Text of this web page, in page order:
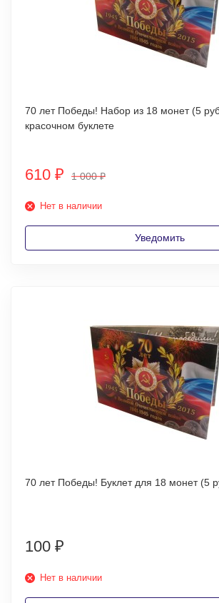
70 лет Победы! Набор из 18 монет (5 руб 2014 г) в
красочном буклете
610 ₽ 1 000₽
Нет в наличии
Уведомить
70 лет Победы! Буклет для
100 ₽
Нет в наличии